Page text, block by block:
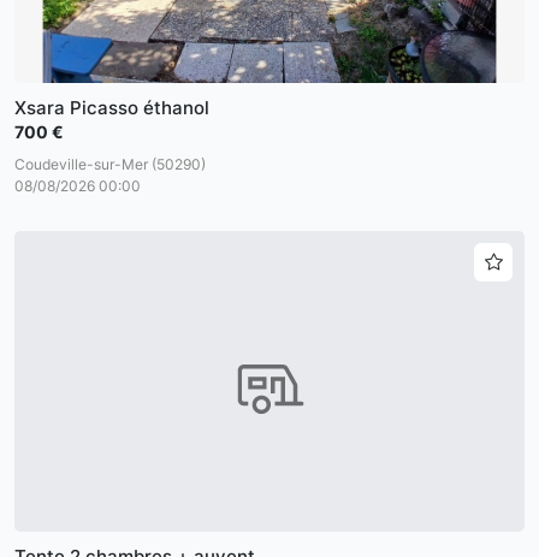
Xsara Picasso éthanol
700 €
Coudeville-sur-Mer (50290)
08/08/2026 00:00